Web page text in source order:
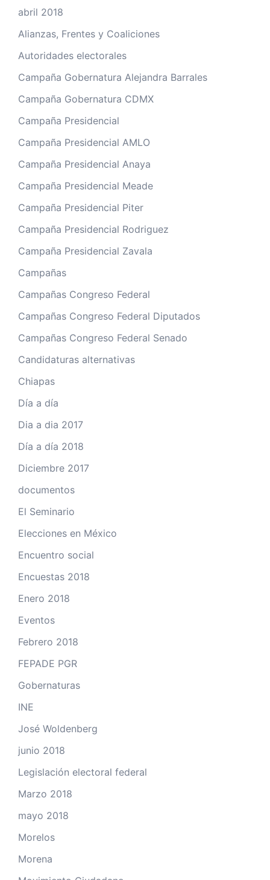
abril 2018
Alianzas, Frentes y Coaliciones
Autoridades electorales
Campaña Gobernatura Alejandra Barrales
Campaña Gobernatura CDMX
Campaña Presidencial
Campaña Presidencial AMLO
Campaña Presidencial Anaya
Campaña Presidencial Meade
Campaña Presidencial Piter
Campaña Presidencial Rodriguez
Campaña Presidencial Zavala
Campañas
Campañas Congreso Federal
Campañas Congreso Federal Diputados
Campañas Congreso Federal Senado
Candidaturas alternativas
Chiapas
Día a día
Dia a dia 2017
Día a día 2018
Diciembre 2017
documentos
El Seminario
Elecciones en México
Encuentro social
Encuestas 2018
Enero 2018
Eventos
Febrero 2018
FEPADE PGR
Gobernaturas
INE
José Woldenberg
junio 2018
Legislación electoral federal
Marzo 2018
mayo 2018
Morelos
Morena